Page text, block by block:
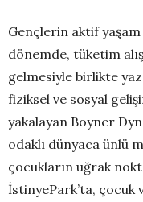
Gençlerin aktif
dönemde, tüketim
gelmesiyle birlikte
fiziksel ve sosyal
yakalayan Boyner
odaklı dünyaca ünlü
çocukların uğrak
İstinyePark’ta,